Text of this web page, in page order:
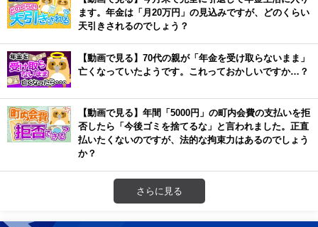
ます。年金は「月20万円」の見込みですが、どのくらい
天引きされるのでしょう？
【動画で見る】70代の親が「年金を受け取らないまま」
亡くなっていたようです。これっておかしいですか…？
【動画で見る】年間「5000円」の町内会費の支払いを拒
否したら「今後ゴミを捨てるな」と言われました。正直
払いたくないのですが、法的な拘束力はあるのでしょう
か？
さらに見る